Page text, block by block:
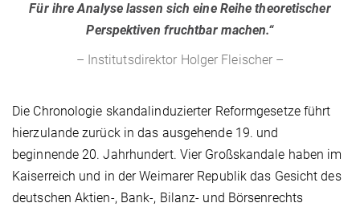
Für ihre Analyse lassen sich eine Reihe theoretischer
Perspektiven fruchtbar machen.“
– Institutsdirektor Holger Fleischer –
Die Chronologie skandalinduzierter Reformgesetze führt
hierzulande zurück in das ausgehende 19. und
beginnende 20. Jahrhundert. Vier Großskandale haben im
Kaiserreich und in der Weimarer Republik das Gesicht des
deutschen Aktien-, Bank-, Bilanz- und Börsenrechts